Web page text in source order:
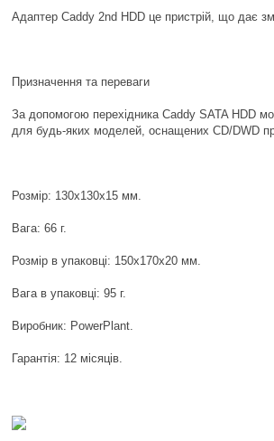
Адаптер Caddy 2nd HDD це пристрій, що дає
Призначення та переваги
За допомогою перехідника Caddy SATA HDD
для будь-яких моделей, оснащених CD/DWD
Розмір: 130x130x15 мм.
Вага: 66 г.
Розмір в упаковці: 150x170x20 мм.
Вага в упаковці: 95 г.
Виробник: PowerPlant.
Гарантія: 12 місяців.